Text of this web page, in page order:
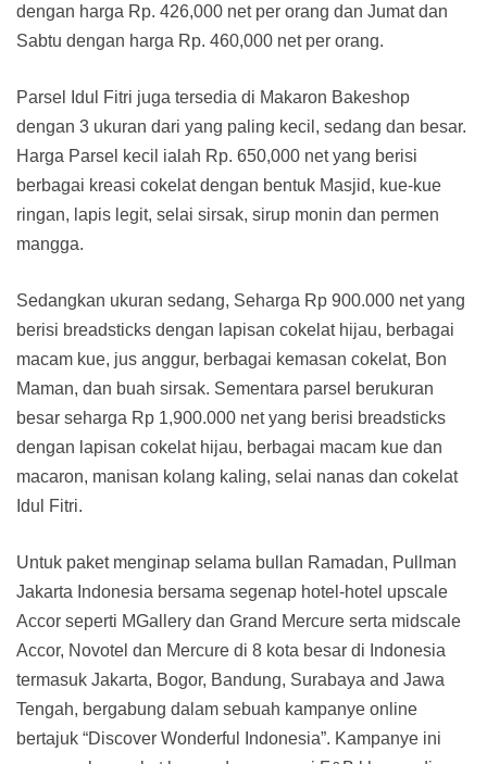
dengan harga Rp. 426,000 net per orang dan Jumat dan
Sabtu dengan harga Rp. 460,000 net per orang.
Parsel Idul Fitri juga tersedia di Makaron Bakeshop
dengan 3 ukuran dari yang paling kecil, sedang dan besar.
Harga Parsel kecil ialah Rp. 650,000 net yang berisi
berbagai kreasi cokelat dengan bentuk Masjid, kue-kue
ringan, lapis legit, selai sirsak, sirup monin dan permen
mangga.
Sedangkan ukuran sedang, Seharga Rp 900.000 net yang
berisi breadsticks dengan lapisan cokelat hijau, berbagai
macam kue, jus anggur, berbagai kemasan cokelat, Bon
Maman, dan buah sirsak. Sementara parsel berukuran
besar seharga Rp 1,900.000 net yang berisi breadsticks
dengan lapisan cokelat hijau, berbagai macam kue dan
macaron, manisan kolang kaling, selai nanas dan cokelat
Idul Fitri.
Untuk paket menginap selama bullan Ramadan, Pullman
Jakarta Indonesia bersama segenap hotel-hotel upscale
Accor seperti MGallery dan Grand Mercure serta midscale
Accor, Novotel dan Mercure di 8 kota besar di Indonesia
termasuk Jakarta, Bogor, Bandung, Surabaya and Jawa
Tengah, bergabung dalam sebuah kampanye online
bertajuk “Discover Wonderful Indonesia”. Kampanye ini